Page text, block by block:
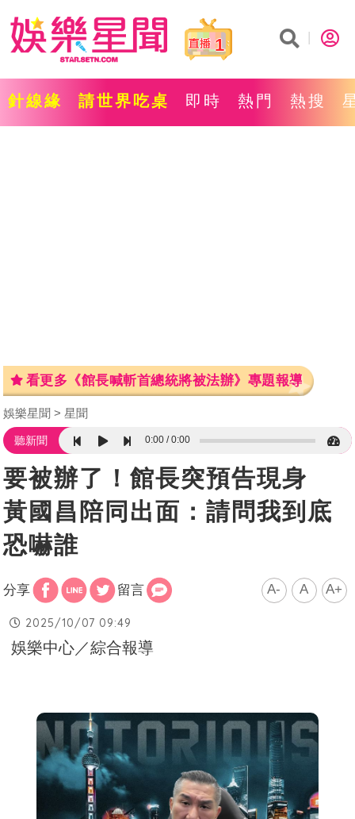
1
針線緣 請世界吃桌 即時 熱門 熱搜
看更多《館長喊斬首總統將被法辦》專題報導
娛樂星聞 星聞
聽新聞 0:00 0:00
要被辦了！館長突預告現身
黃國昌陪同出面：請問我到底
恐嚇誰
分享 留言 A- A A+
2025/10/07 09:49
娛樂中心／綜合報導